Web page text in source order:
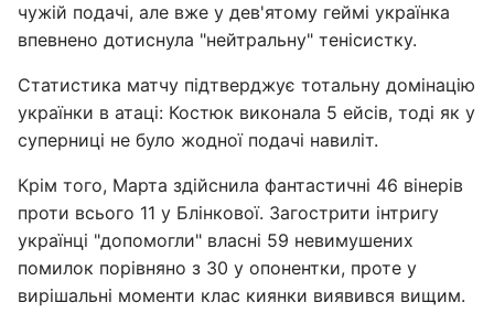
чужій подачі, але вже у дев'ятому геймі українка
впевнено дотиснула "нейтральну" тенісистку.
Статистика матчу підтверджує тотальну домінацію
українки в атаці: Костюк виконала 5 ейсів, тоді як у
суперниці не було жодної подачі навиліт.
Крім того, Марта здійснила фантастичні 46 вінерів
проти всього 11 у Блінкової. Загострити інтригу
українці "допомогли" власні 59 невимушених
помилок порівняно з 30 у опонентки, проте у
вирішальні моменти клас киянки виявився вищим.